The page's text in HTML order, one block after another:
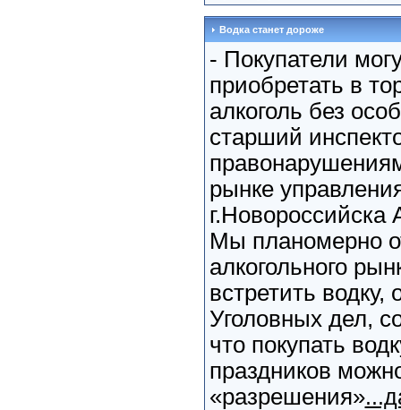
Водка станет дороже
- Покупатели
приобретать в
алкоголь без
старший
рынке
г.Новороссийска
Мы планомерно
алкогольного
встретить
Уголовных дел,
что покупать
праздников
«разрешения»